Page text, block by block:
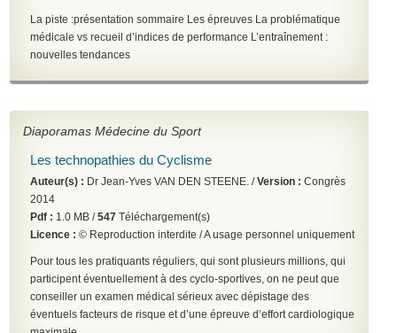
La piste :présentation sommaire Les épreuves La problématique
médicale vs recueil d’indices de performance L’entraînement :
nouvelles tendances
Diaporamas Médecine du Sport
Les technopathies du Cyclisme
Auteur(s) : Dr Jean-Yves VAN DEN STEENE. /Version : Congrès
2014
Pdf : 1.0 MB /547 Téléchargement(s)
Licence : © Reproduction interdite / A usage personnel uniquement
Pour tous les pratiquants réguliers, qui sont plusieurs millions, qui
participent éventuellement à des cyclo-sportives, on ne peut que
conseiller un examen médical sérieux avec dépistage des
éventuels facteurs de risque et d’une épreuve d’effort cardiologique